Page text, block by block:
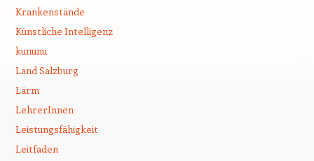
Krankenstände
Künstliche Intelligenz
kununu
Land Salzburg
Lärm
LehrerInnen
Leistungsfähigkeit
Leitfaden